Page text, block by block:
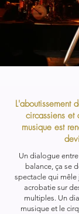
L'aboutissement
circassiens et
musique est
Un dialogue
balance, ça se
spectacle qui
acrobatie sur
multiples. Un
musique et le